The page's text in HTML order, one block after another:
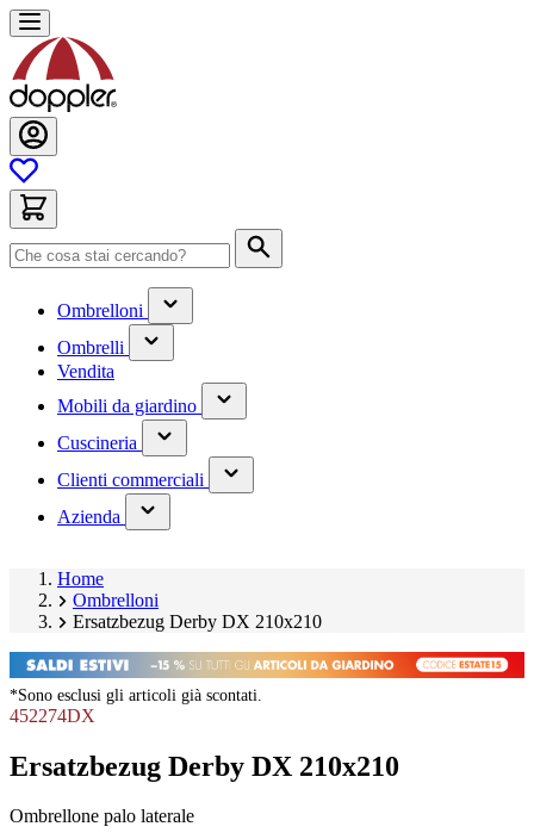
Salta
al
contenuto
Ombrelloni
(contiene
un
sottomenu)
Ombrelli
(contiene
un
Vendita
Mobili da giardino
(contiene
un
Cuscineria
(contiene
un
sottomenu)
Clienti commerciali
(has
submenu)
Azienda
(has
submenu)
Home
Ombrelloni
Ersatzbezug Derby DX 210x210
*Sono esclusi gli articoli già scontati.
452274DX
Ersatzbezug Derby DX 210x210
Ombrellone palo laterale